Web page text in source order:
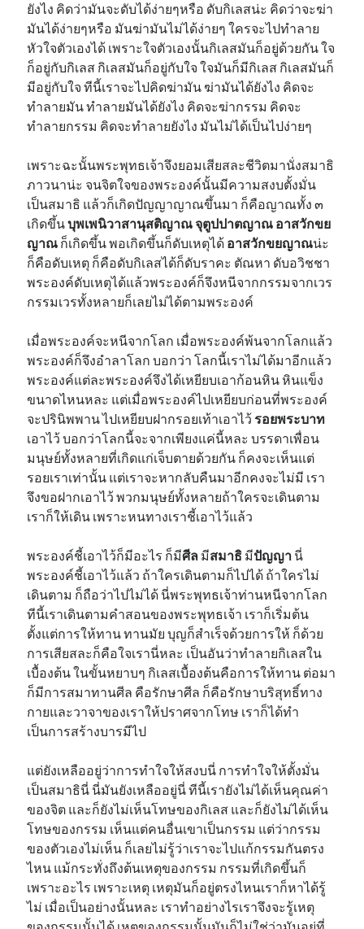
ยังไง คิดว่ามันจะดับได้ง่ายๆหรือ ดับกิเลสน่ะ คิดว่าจะฆ่า
มันได้ง่ายๆหรือ มันฆ่ามันไม่ได้ง่ายๆ ใครจะไปทำลาย
หัวใจตัวเองได้ เพราะใจตัวเองนั้นกิเลสมันก็อยู่ด้วยกัน ใจ
ก็อยู่กับกิเลส กิเลสมันก็อยู่กับใจ ใจมันก็มีกิเลส กิเลสมันก็
มีอยู่กับใจ ทีนี้เราจะไปคิดฆ่ามัน ฆ่ามันได้ยังไง คิดจะ
ทำลายมัน ทำลายมันได้ยังไง คิดจะฆ่ากรรม คิดจะ
ทำลายกรรม คิดจะทำลายยังไง มันไม่ได้เป็นไปง่ายๆ
เพราะฉะนั้นพระพุทธเจ้าจึงยอมเสียสละชีวิตมานั่งสมาธิ
ภาวนาน่ะ จนจิตใจของพระองค์นั้นมีความสงบตั้งมั่น
เป็นสมาธิ แล้วก็เกิดปัญญาญาณขึ้นมา ก็คือญาณทั้ง ๓ ​
เกิดขึ้นบุพเพนิวาสานุสติญาณ จุตูปปาตญาณ อาสวักขย
ญาณ ก็เกิดขึ้น พอเกิดขึ้นก็ดับเหตุได้ อาสวักขยญาณน่ะ
ก็คือดับเหตุ ก็คือดับกิเลสได้ก็ดับราคะ ตัณหา ดับอวิชชา
พระองค์ดับเหตุได้แล้วพระองค์ก็จึงหนีจากกรรมจากเวร
กรรมเวรทั้งหลายก็เลยไม่ได้ตามพระองค์
เมื่อพระองค์จะหนีจากโลก เมื่อพระองค์พ้นจากโลกแล้ว
พระองค์ก็จึงอำลาโลก บอกว่า โลกนี้เราไม่ได้มาอีกแล้ว
พระองค์แต่ละพระองค์จึงได้เหยียบเอาก้อนหิน หินแข็ง
ขนาดไหนหละ แต่เมื่อพระองค์ไปเหยียบก่อนที่พระองค์
จะปรินิพพาน ไปเหยียบฝากรอยเท้าเอาไว้ รอยพระบาท
เอาไว้ บอกว่าโลกนี้จะจากเพียงแค่นี้หละ บรรดาเพื่อน
มนุษย์ทั้งหลายที่เกิดแก่เจ็บตายด้วยกัน ก็คงจะเห็นแต่
รอยเราเท่านั้น แต่เราจะหากลับคืนมาอีกคงจะไม่มี เรา
จึงขอฝากเอาไว้ พวกมนุษย์ทั้งหลายถ้าใครจะเดินตาม
เราก็ให้เดิน เพราะหนทางเราชี้เอาไว้แล้ว
พระองค์ชี้เอาไว้ก็มีอะไร ก็มีศีล มีสมาธิ มีปัญญา นี่
พระองค์ชี้เอาไว้แล้ว ถ้าใครเดินตามก็ไปได้ ถ้าใครไม่
เดินตาม ก็ถือว่าไปไม่ได้ นี่พระพุทธเจ้าท่านหนีจากโลก
ทีนี้เราเดินตามคำสอนของพระพุทธเจ้า เราก็เริ่มต้น
ตั้งแต่การให้ทาน ทานมัย บุญก็สำเร็จด้วยการให้ ก็ด้วย
การเสียสละก็คือใจเรานี่หละ เป็นอันว่าทำลายกิเลสใน
เบื้องต้น ในขั้นหยาบๆ กิเลสเบื้องต้นคือการให้ทาน ต่อมา
ก็มีการสมาทานศีล คือรักษาศีล ก็คือรักษาบริสุทธิ์ทาง
กายและวาจาของเราให้ปราศจากโทษ เราก็ได้ทำ
เป็นการสร้างบารมีไป
แต่ยังเหลืออยู่ว่าการทำใจให้สงบนี่ การทำใจให้ตั้งมั่น
เป็นสมาธินี่ นี่มันยังเหลืออยู่นี่ ทีนี้เรายังไม่ได้เห็นคุณค่า
ของจิต และก็ยังไม่เห็นโทษของกิเลส และก็ยังไม่ได้เห็น
โทษของกรรม เห็นแต่คนอื่นเขาเป็นกรรม แต่ว่ากรรม
ของตัวเองไม่เห็น ก็เลยไม่รู้ว่าเราจะไปแก้กรรมกันตรง
ไหน แม้กระทั่งถึงต้นเหตุของกรรม กรรมที่เกิดขึ้นก็
เพราะอะไร เพราะเหตุ เหตุมันก็อยู่ตรงไหนเราก็หาได้รู้
ไม่ เมื่อเป็นอย่างนั้นหละ เราทำอย่างไรเราจึงจะรู้เหตุ